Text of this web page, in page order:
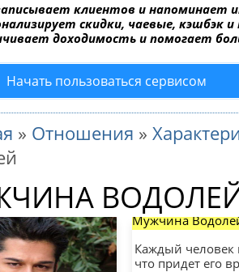
клиентов и напоминает
скидки, чаевые, кэшбэк
доходимость и помогает
Начать пользоваться сервисом
» Отношения »
Мужчина
Каждый человек
что придет его